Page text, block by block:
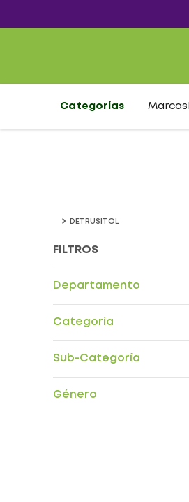
Categorías Marcas
DETRUSITOL
FILTROS
Departamento
Categoría
Sub-Categoría
Género